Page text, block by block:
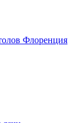
Флоренция